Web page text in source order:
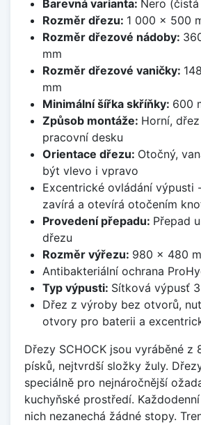
Barevná varianta: Nero
Rozměr dřezu: 1 000 x 500
Rozměr dřezové nádoby:
mm
Rozměr dřezové vaničky:
mm
Minimální šířka skříňky: 600
Způsob montáže: Horní,
pracovní desku
Orientace dřezu: Otočný,
být vlevo i vpravo
Excentrické ovládání výpusti
zavírá a otevírá otočením
Provedení přepadu: Přepad
dřezu
Rozměr výřezu: 980 x 480
Antibakteriální ochrana
Typ výpusti: Sítková výpusť
Dřez z výroby bez otvorů,
otvory pro baterii a
Dřezy SCHOCK jsou vyráběné z
písků, nejtvrdší složky žuly.
speciálně pro nejnáročnější
kuchyňské prostředí.
nich nezanechá žádné stopy.